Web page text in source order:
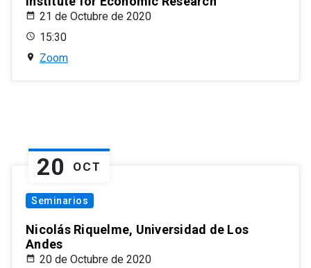
21 de Octubre de 2020
15:30
Zoom
20 OCT
Seminarios
Nicolás Riquelme, Universidad de Los
Andes
20 de Octubre de 2020